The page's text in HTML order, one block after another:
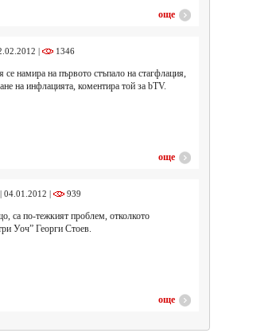
още
| 1346
намира на първото стъпало на стагфлация,
на инфлацията, коментира той за bTV.
още
04.01.2012 | 939
са по-тежкият проблем, отколкото
Уоч” Георги Стоев.
още